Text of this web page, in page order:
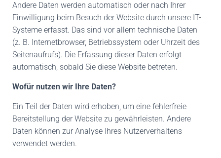
Andere Daten werden automatisch oder nach Ihrer
Einwilligung beim Besuch der Website durch unsere IT-
Systeme erfasst. Das sind vor allem technische Daten
(z. B. Internetbrowser, Betriebssystem oder Uhrzeit des
Seitenaufrufs). Die Erfassung dieser Daten erfolgt
automatisch, sobald Sie diese Website betreten.
Wofür nutzen wir Ihre Daten?
Ein Teil der Daten wird erhoben, um eine fehlerfreie
Bereitstellung der Website zu gewährleisten. Andere
Daten können zur Analyse Ihres Nutzerverhaltens
verwendet werden.